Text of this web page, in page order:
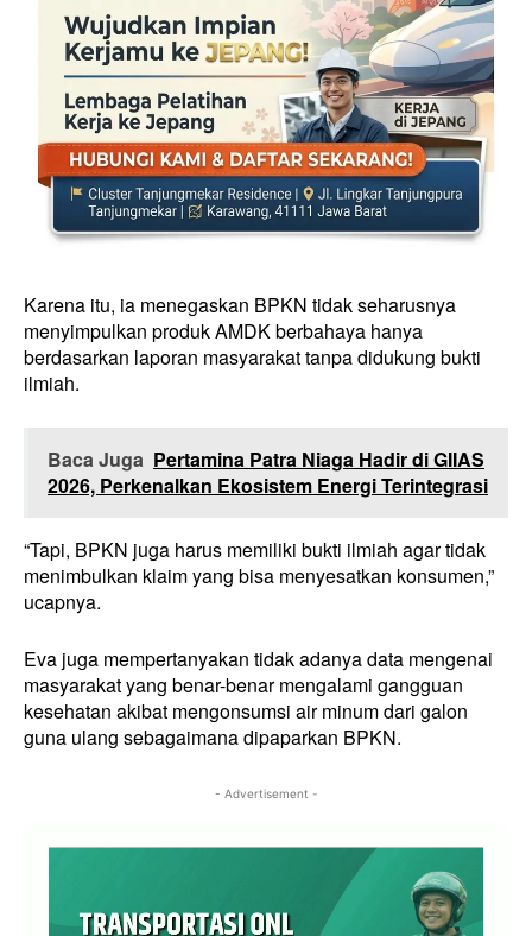
Karena itu, ia menegaskan BPKN tidak seharusnya
menyimpulkan produk AMDK berbahaya hanya
berdasarkan laporan masyarakat tanpa didukung bukti
ilmiah.
Baca Juga Pertamina Patra Niaga Hadir di GIIAS
2026, Perkenalkan Ekosistem Energi Terintegrasi
“Tapi, BPKN juga harus memiliki bukti ilmiah agar tidak
menimbulkan klaim yang bisa menyesatkan konsumen,”
ucapnya.
Eva juga mempertanyakan tidak adanya data mengenai
masyarakat yang benar-benar mengalami gangguan
kesehatan akibat mengonsumsi air minum dari galon
guna ulang sebagaimana dipaparkan BPKN.
- Advertisement -